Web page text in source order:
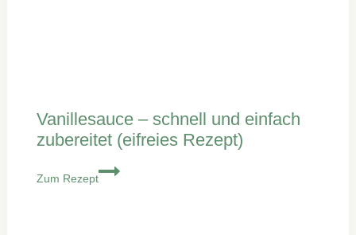
Vanillesauce – schnell und einfach
zubereitet (eifreies Rezept)
Zum Rezept
Vanillesauce